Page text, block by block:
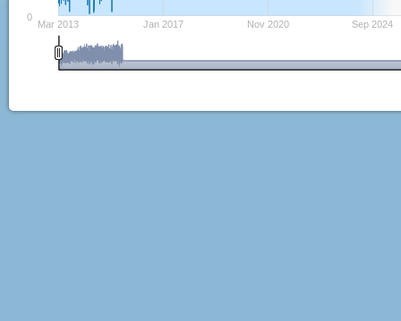
0
Mar 2013 Jan 2017 Nov 2020 Sep 2024